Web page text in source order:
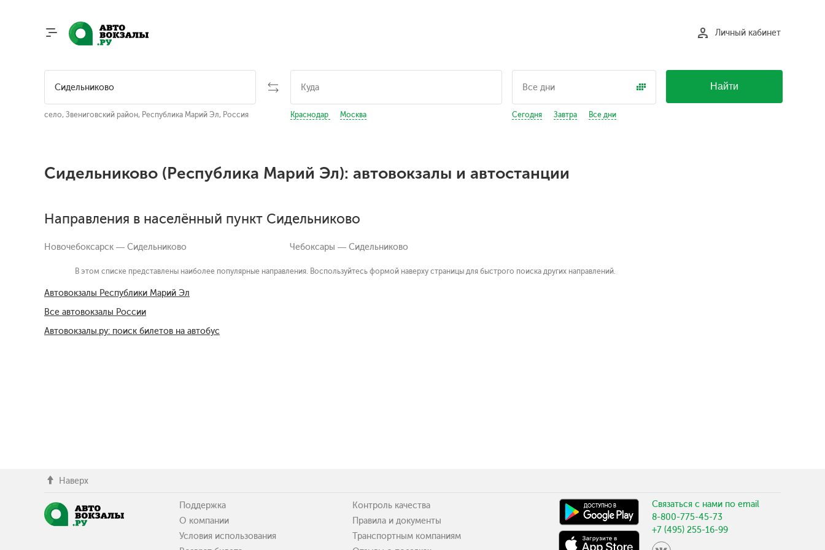
Личный кабинет
село, Звениговский район, Республика Марий Эл, Россия Краснодар Москва Сегодня Завтра Все дни
Найти
Сидельниково (Республика Марий Эл): автовокзалы и автостанции
Направления в населённый пункт Сидельниково
Новочебоксарск — Сидельниково Чебоксары — Сидельниково
В этом списке представлены наиболее популярные направления. Воспользуйтесь формой наверху страницы для быстрого поиска других направлений.
Автовокзалы Республики Марий Эл
Все автовокзалы России
Автовокзалы.ру: поиск билетов на автобус
Наверх
Поддержка
О компании
Условия использования
Контроль качества
Правила и документы
Транспортным компаниям
Связаться с нами по email
8-800-775-45-73
+7 (495) 255-16-99